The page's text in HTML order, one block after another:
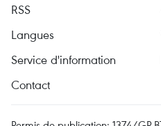
RSS
Langues
Service d'information
Contact